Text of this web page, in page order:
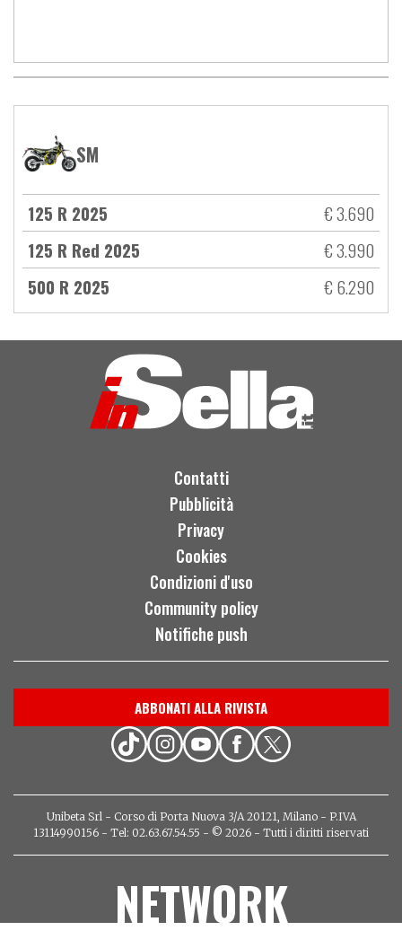
SM
125 R 2025
€ 3.690
125 R Red 2025
€ 3.990
500 R 2025
€ 6.290
Contatti
Pubblicità
Privacy
Cookies
Condizioni d'uso
Community policy
Notifiche push
ABBONATI ALLA RIVISTA
Unibeta Srl - Corso di Porta Nuova 3/A 20121, Milano - P.IVA
13114990156 - Tel: 02.63.67.54.55 - © 2026 - Tutti i diritti riservati
NETWORK